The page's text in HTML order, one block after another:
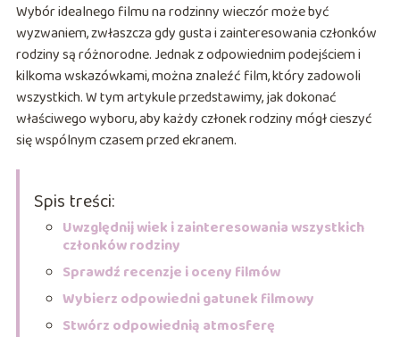
Wybór idealnego filmu na rodzinny wieczór może być
wyzwaniem, zwłaszcza gdy gusta i zainteresowania członków
rodziny są różnorodne. Jednak z odpowiednim podejściem i
kilkoma wskazówkami, można znaleźć film, który zadowoli
wszystkich. W tym artykule przedstawimy, jak dokonać
właściwego wyboru, aby każdy członek rodziny mógł cieszyć
się wspólnym czasem przed ekranem.
Spis treści:
Uwzględnij wiek i zainteresowania wszystkich
członków rodziny
Sprawdź recenzje i oceny filmów
Wybierz odpowiedni gatunek filmowy
Stwórz odpowiednią atmosferę